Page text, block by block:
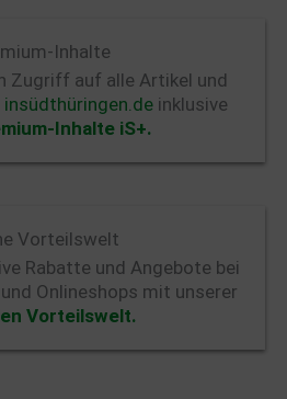
Inhalte
Zugriff auf alle Artikel und
insüdthüringen.de inklusive
Inhalte iS+.
Vorteilswelt
Rabatte und Angebote bei
Onlineshops mit unserer
Vorteilswelt.